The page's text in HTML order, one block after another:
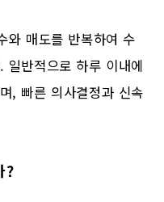
와 매도를 반복하여 수
일반적으로 하루 이내에
, 빠른 의사결정과 신속
?